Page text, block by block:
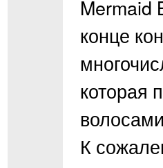
Mermaid
конце
которая
К